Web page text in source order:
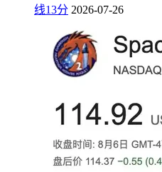
线13分 2026-07-26